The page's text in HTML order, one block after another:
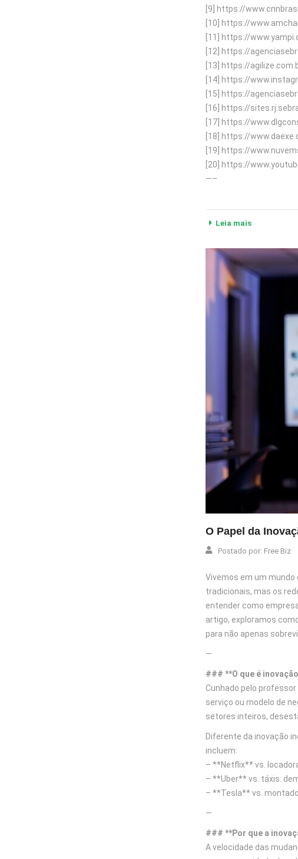
[9] https://
[10] https://
[11] https://
[12] https://
[13] https://
[14] https://
[15] https://
[16] https://
[17] https://
[18] https://
[19] https://
[20] https://
—–
Leia mais
O Papel da
Postado por: Free Biz
Vivemos em um mundo
tradicionais, mas os
entender como
artigo, exploramos
para não apenas
—
### **O que é
Cunhado pelo
serviço ou modelo de
setores inteiros,
Diferente da inovação
incluem:
– **Netflix** vs.
– **Uber** vs. táxis:
– **Tesla** vs.
—
### **Por que a
A velocidade das